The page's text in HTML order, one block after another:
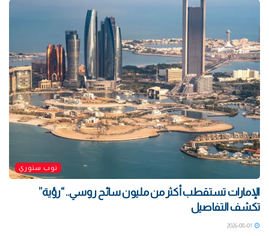
توب ستوري
الإمارات تستقطب أكثر من مليون سائح روسي.. “رؤية”
تكشف التفاصيل